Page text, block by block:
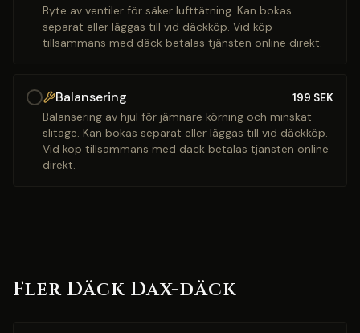
Byte av ventiler för säker lufttätning. Kan bokas
separat eller läggas till vid däckköp. Vid köp
tillsammans med däck betalas tjänsten online direkt.
Balansering 199 SEK
Balansering av hjul för jämnare körning och minskat
slitage. Kan bokas separat eller läggas till vid däckköp.
Vid köp tillsammans med däck betalas tjänsten online
direkt.
Fler Däck Dax-däck